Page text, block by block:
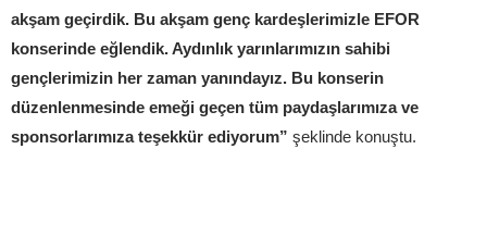
akşam geçirdik. Bu akşam genç kardeşlerimizle EFOR
konserinde eğlendik. Aydınlık yarınlarımızın sahibi
gençlerimizin her zaman yanındayız. Bu konserin
düzenlenmesinde emeği geçen tüm paydaşlarımıza ve
sponsorlarımıza teşekkür ediyorum” şeklinde konuştu.